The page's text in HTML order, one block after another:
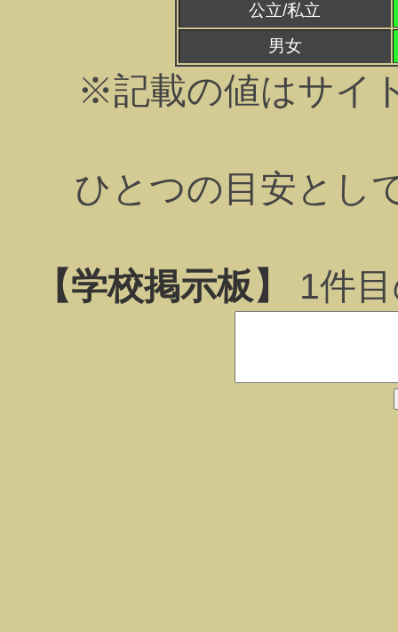
公立/私立
男女
※記載の値はサイ
ひとつの目安とし
【学校掲示板】 1件